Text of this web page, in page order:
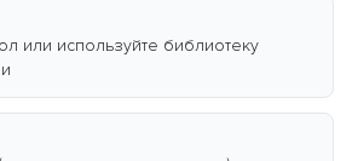
или используйте библиотеку